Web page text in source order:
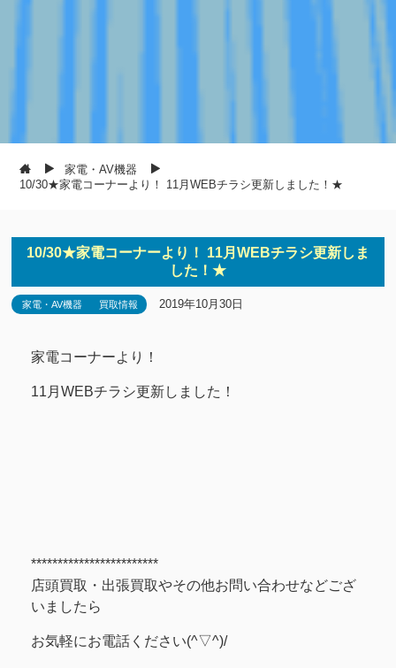
家電・AV機器
10/30★家電コーナーより！ 11月WEBチラシ更新しました！★
10/30★家電コーナーより！ 11月WEBチラシ更新しま
した！★
家電・AV機器 買取情報 2019年10月30日
家電コーナーより！
11月WEBチラシ更新しました！
************************
店頭買取・出張買取やその他お問い合わせなどござ
いましたら
お気軽にお電話ください(^▽^)/